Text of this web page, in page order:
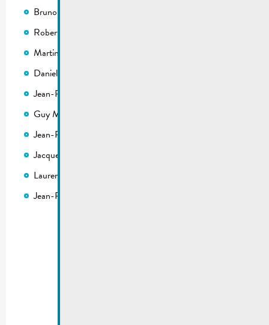
Bruno Barboni
Robert Braquet
Martin Dritter
Daniel Frères
Jean-Paul Kieffer
Guy Mathay
Jean-Paul Meyers
Jacques Sitz (Klimaschöffe)
Laurent Thiel
Jean-Paul Wiltz